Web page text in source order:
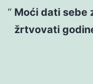
Moći dati sebe
žrtvovati